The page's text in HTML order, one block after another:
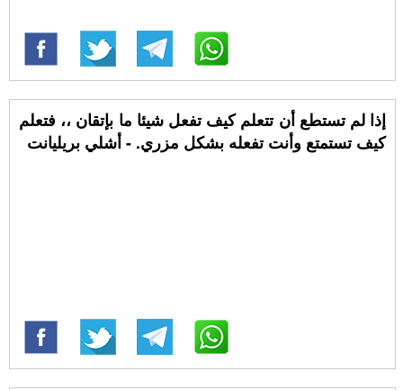
إذا لم تستطع أن تتعلم كيف تفعل شيئا ما بإتقان ،، فتعلم
كيف تستمتع وأنت تفعله بشكل مزري. - أشلي بريليانت